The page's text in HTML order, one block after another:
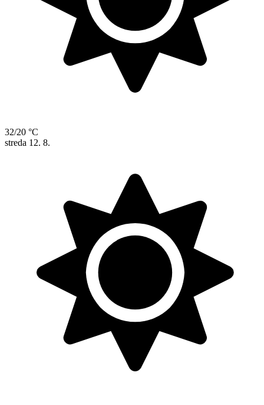
32/20 °C
streda 12. 8.